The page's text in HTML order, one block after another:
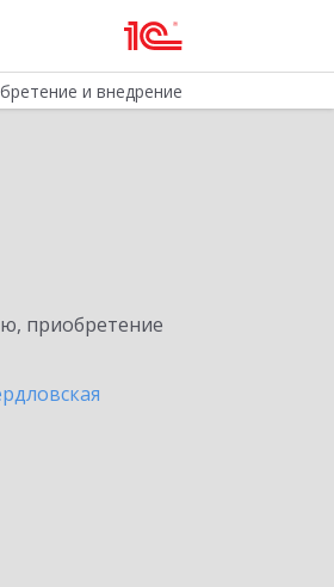
и внедрение
приобретение